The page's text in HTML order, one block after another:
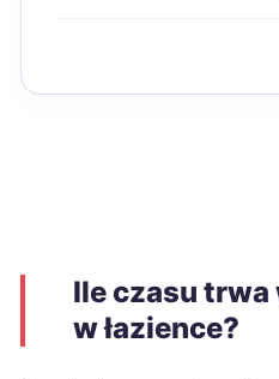
Ile czasu
w łazience?